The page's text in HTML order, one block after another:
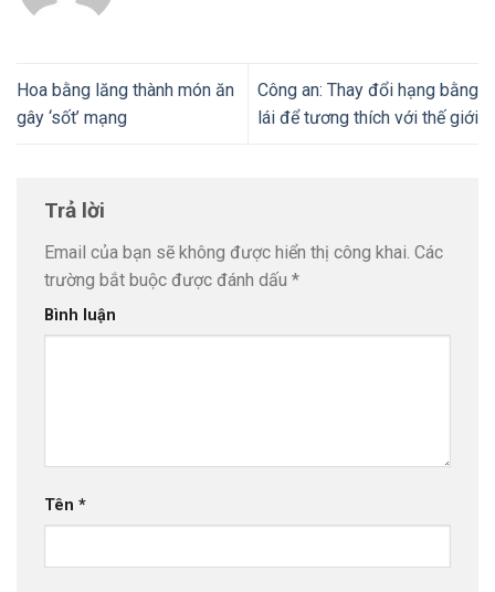
Hoa bằng lăng thành món ăn
gây ‘sốt’ mạng
Công an: Thay đổi hạng bằng
lái để tương thích với thế giới
Trả lời
Email của bạn sẽ không được hiển thị công khai. Các
trường bắt buộc được đánh dấu *
Bình luận
Tên *